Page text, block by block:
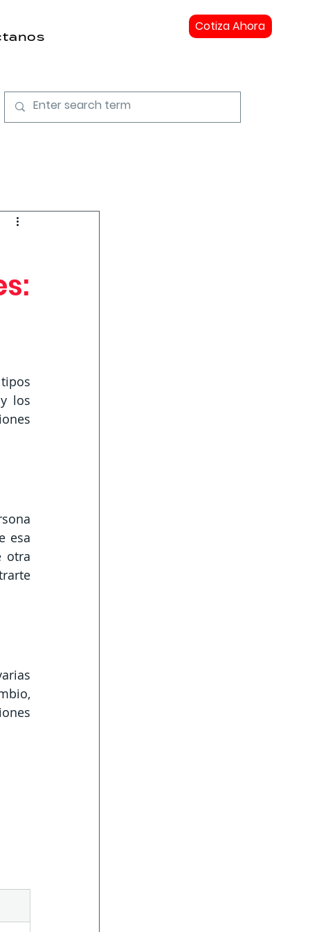
Cotiza Ahora
los
esa
otra